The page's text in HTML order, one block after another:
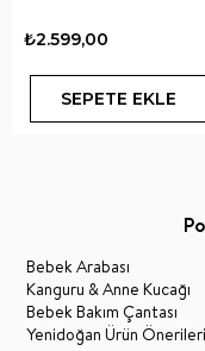
₺2.599,00
SEPETE EKLE
Bebek Arabası
Kanguru & Anne Kucağı
Bebek Bakım Çantası
Yenidoğan Ürün Önerileri